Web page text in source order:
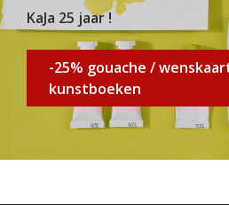
KaJa 25 jaar !
-25% gouache /
kunstboeken